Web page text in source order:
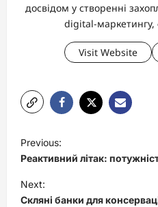
досвідом у створенні
digital-маркетингу,
Visit Website
o
s
t
Previous:
Реактивний літак:
Next:
Скляні банки для